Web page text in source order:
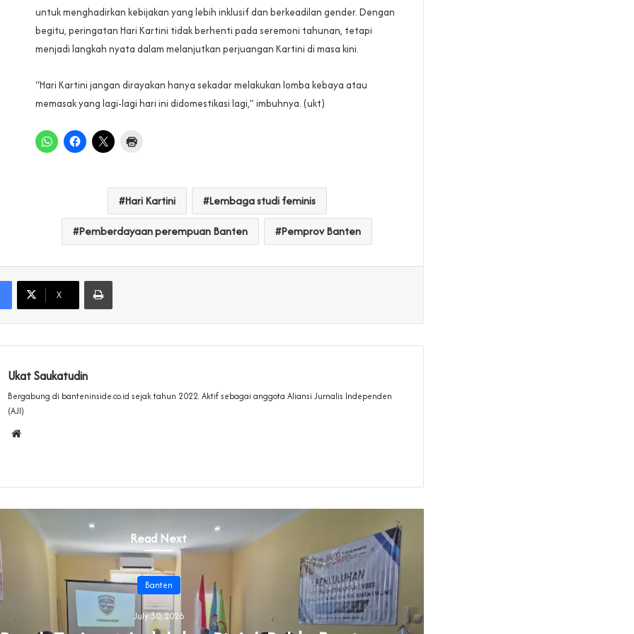
untuk menghadirkan kebijakan yang lebih inklusif dan berkeadilan gender. Dengan
begitu, peringatan Hari Kartini tidak berhenti pada seremoni tahunan, tetapi
menjadi langkah nyata dalam melanjutkan perjuangan Kartini di masa kini.
“Hari Kartini jangan dirayakan hanya sekadar melakukan lomba kebaya atau
memasak yang lagi-lagi hari ini didomestikasi lagi,” imbuhnya. (ukt)
Hari Kartini Lembaga studi feminis
Pemberdayaan perempuan Banten Pemprov Banten
X
Print
Ukat Saukatudin
Bergabung di banteninside.co.id sejak tahun 2022. Aktif sebagai anggota Aliansi Jurnalis Independen
(AJI)
Read Next
Banten
July 30, 2026